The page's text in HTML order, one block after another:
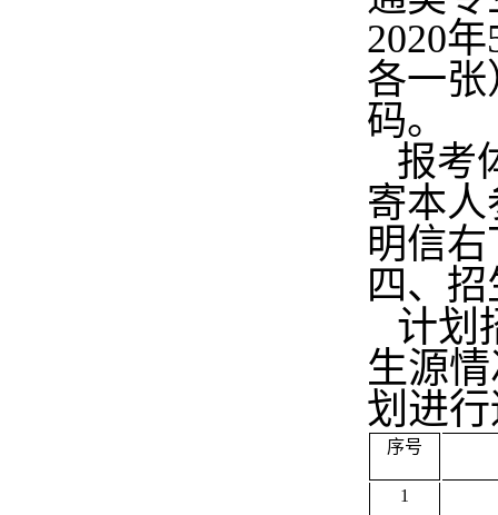
2020
各一
码。
报考
寄本
明信
四、
计划
生源
划进
序号
1